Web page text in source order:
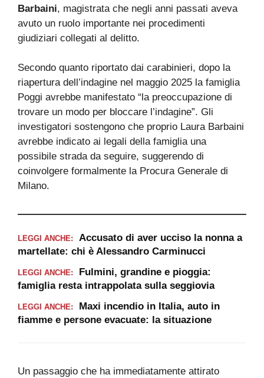
Barbaini, magistrata che negli anni passati aveva
avuto un ruolo importante nei procedimenti
giudiziari collegati al delitto.
Secondo quanto riportato dai carabinieri, dopo la
riapertura dell’indagine nel maggio 2025 la famiglia
Poggi avrebbe manifestato “la preoccupazione di
trovare un modo per bloccare l’indagine”. Gli
investigatori sostengono che proprio Laura Barbaini
avrebbe indicato ai legali della famiglia una
possibile strada da seguire, suggerendo di
coinvolgere formalmente la Procura Generale di
Milano.
LEGGI ANCHE:
Accusato di aver ucciso la nonna a
martellate: chi è Alessandro Carminucci
LEGGI ANCHE:
Fulmini, grandine e pioggia:
famiglia resta intrappolata sulla seggiovia
LEGGI ANCHE:
Maxi incendio in Italia, auto in
fiamme e persone evacuate: la situazione
Un passaggio che ha immediatamente attirato